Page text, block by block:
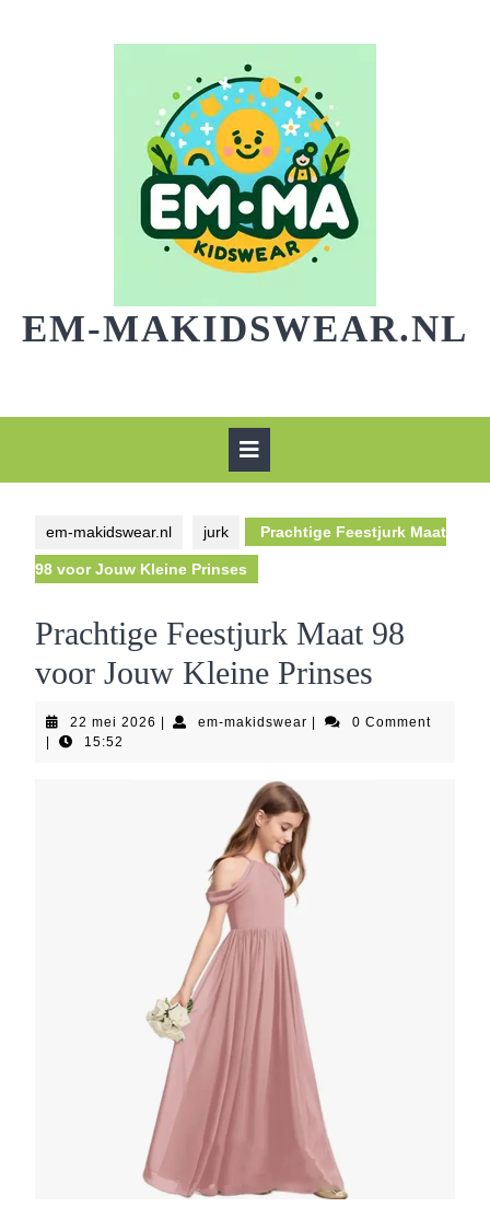
EM-MAKIDSWEAR.NL
em-makidswear.nl jurk Prachtige Feestjurk Maat
98 voor Jouw Kleine Prinses
Prachtige Feestjurk Maat 98
voor Jouw Kleine Prinses
22 mei 2026 22
em-makidswear em-
0 Comment
15:52